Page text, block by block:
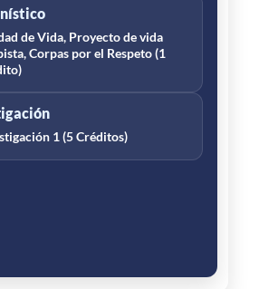
de Vida, Proyecto de vida
Corpas por el Respeto (1
1 (5 Créditos)